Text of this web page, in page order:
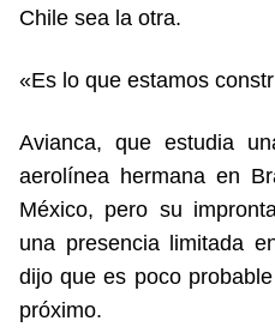
Chile sea la otra.
«Es lo que estamos
Avianca, que estudia
aerolínea hermana en
México, pero su
una presencia limitada
dijo que es poco
próximo.